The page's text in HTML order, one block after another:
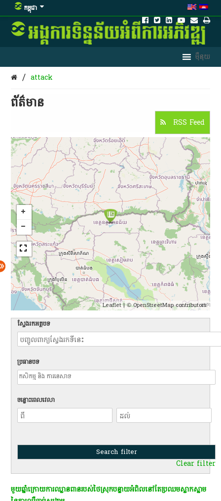
កម្ពុជា
/ attack
ព័ត៌មាន​
RSS Feed
Leaflet| ©OpenStreetMapcontributors.
ស្វែងរកអត្ថបទ
ប្រធានបទ
ចន្លោះពេលវេលា
Clear filter
មួយ​ឆ្នាំ​ក្រោយ​ការ​ឈ្លានពាន​របស់​ថៃ​ស្រុក​បន្ទាយ​អំពិល​នៅ​តែ​ប្រឈម​ស្លាកស្នាម​